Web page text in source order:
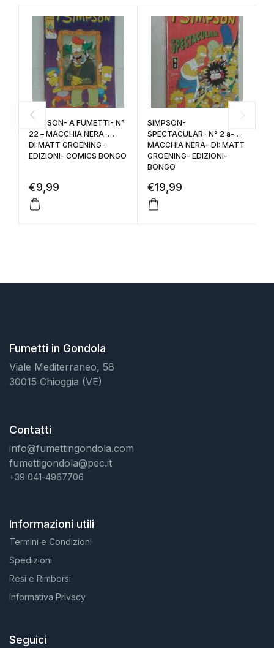
SIMPSON- A FUMETTI- N°
22 – MACCHIA NERA-
DI:MATT GROENING-
EDIZIONI- COMICS BONGO
€9,99
SIMPSON-
SPECTACULAR- N° 2 a-
MACCHIA NERA- DI: MATT
GROENING- EDIZIONI-
BONGO
€19,99
Fumetti in Gondola
Viale Mediterraneo, 58
30015 Chioggia (VE)
Contatti
info@fumettingondola.com
fumettigondola@pec.it
+39 041-4967706
Informazioni utili
Termini e Condizioni
Spedizioni
Resi e Rimborsi
Informativa Privacy
Seguici